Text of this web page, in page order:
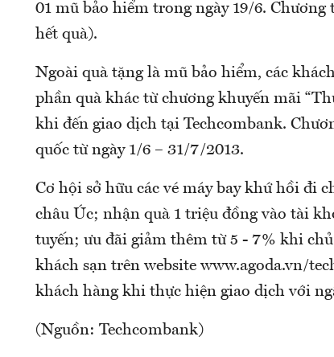
01 mũ bảo hiểm trong ngày 19/6.
hết quà).
Ngoài quà tặng là mũ bảo hiểm, các
phần quà khác từ chương khuyến mãi
khi đến giao dịch tại Techcombank.
quốc từ ngày 1/6 – 31/7/2013.
Cơ hội sở hữu các vé máy bay khứ hồi đi
châu Úc; nhận quà 1 triệu đồng vào tài
tuyến; ưu đãi giảm thêm từ 5 - 7% khi
khách sạn trên website www.agoda.vn/
khách hàng khi thực hiện giao dịch với
(Nguồn: Techcombank)